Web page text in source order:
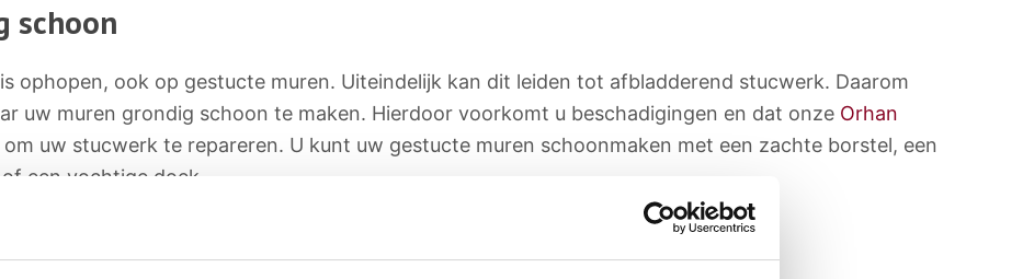
schoon
ophopen, ook op gestucte muren. Uiteindelijk kan dit leiden tot afbladderend stucwerk. Daarom
uw muren grondig schoon te maken. Hierdoor voorkomt u beschadigingen en dat onze Orhan
uw stucwerk te repareren. U kunt uw gestucte muren schoonmaken met een zachte borstel, een
een vochtige doek.
het stucwerk direct